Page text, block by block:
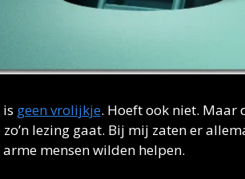
is geen vrolijkje. Hoeft ook niet. Maar
lezing gaat. Bij mij zaten er
mensen wilden helpen.